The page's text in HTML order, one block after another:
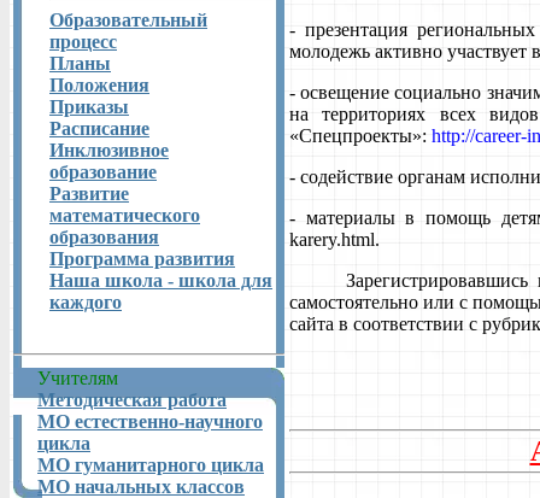
Образовательный
процесс
Планы
Положения
Приказы
Расписание
Инклюзивное
образование
Развитие
математического
образования
Программа развития
Наша школа - школа для
каждого
Учителям
Методическая работа
МО естественно-научного
цикла
МО гуманитарного цикла
МО начальных классов
- презентация
молодежь активно участвует
- освещение социально
на территориях всех
«Спецпроекты»: http://career-
- содействие органам
- материалы в помощь детям
karery.html.
самостоятельно или с
сайта в соответствии с